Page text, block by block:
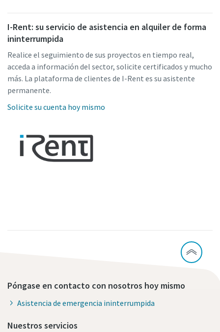
I-Rent: su servicio de asistencia en alquiler de forma
ininterrumpida
Realice el seguimiento de sus proyectos en tiempo real,
acceda a información del sector, solicite certificados y mucho
más. La plataforma de clientes de I-Rent es su asistente
permanente.
Solicite su cuenta hoy mismo
Póngase en contacto con nosotros hoy mismo
Asistencia de emergencia ininterrumpida
Nuestros servicios